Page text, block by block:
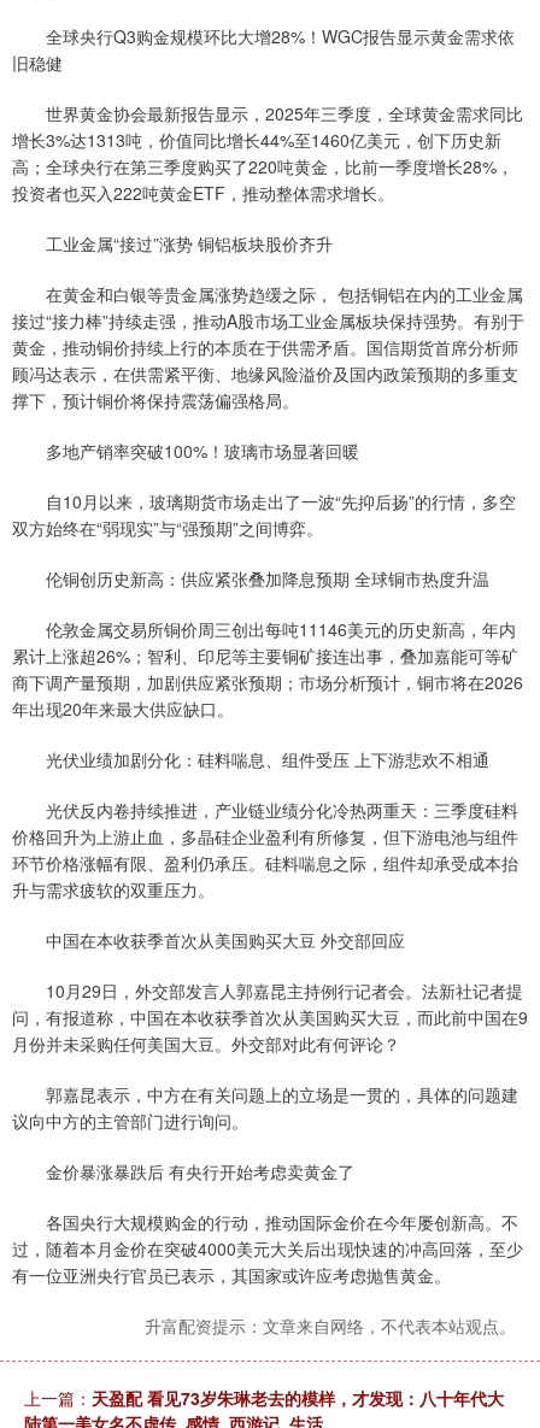
全球央行Q3购金规模环比大增28%！WGC报告显示黄金需求依
旧稳健
世界黄金协会最新报告显示，2025年三季度，全球黄金需求同比
增长3%达1313吨，价值同比增长44%至1460亿美元，创下历史新
高；全球央行在第三季度购买了220吨黄金，比前一季度增长28%，
投资者也买入222吨黄金ETF，推动整体需求增长。
工业金属“接过”涨势 铜铝板块股价齐升
在黄金和白银等贵金属涨势趋缓之际， 包括铜铝在内的工业金属
接过“接力棒”持续走强，推动A股市场工业金属板块保持强势。有别于
黄金，推动铜价持续上行的本质在于供需矛盾。国信期货首席分析师
顾冯达表示，在供需紧平衡、地缘风险溢价及国内政策预期的多重支
撑下，预计铜价将保持震荡偏强格局。
多地产销率突破100%！玻璃市场显著回暖
自10月以来，玻璃期货市场走出了一波“先抑后扬”的行情，多空
双方始终在“弱现实”与“强预期”之间博弈。
伦铜创历史新高：供应紧张叠加降息预期 全球铜市热度升温
伦敦金属交易所铜价周三创出每吨11146美元的历史新高，年内
累计上涨超26%；智利、印尼等主要铜矿接连出事，叠加嘉能可等矿
商下调产量预期，加剧供应紧张预期；市场分析预计，铜市将在2026
年出现20年来最大供应缺口。
光伏业绩加剧分化：硅料喘息、组件受压 上下游悲欢不相通
光伏反内卷持续推进，产业链业绩分化冷热两重天：三季度硅料
价格回升为上游止血，多晶硅企业盈利有所修复，但下游电池与组件
环节价格涨幅有限、盈利仍承压。硅料喘息之际，组件却承受成本抬
升与需求疲软的双重压力。
中国在本收获季首次从美国购买大豆 外交部回应
10月29日，外交部发言人郭嘉昆主持例行记者会。法新社记者提
问，有报道称，中国在本收获季首次从美国购买大豆，而此前中国在9
月份并未采购任何美国大豆。外交部对此有何评论？
郭嘉昆表示，中方在有关问题上的立场是一贯的，具体的问题建
议向中方的主管部门进行询问。
金价暴涨暴跌后 有央行开始考虑卖黄金了
各国央行大规模购金的行动，推动国际金价在今年屡创新高。不
过，随着本月金价在突破4000美元大关后出现快速的冲高回落，至少
有一位亚洲央行官员已表示，其国家或许应考虑抛售黄金。
升富配资提示：文章来自网络，不代表本站观点。
上一篇： 天盈配 看见73岁朱琳老去的模样，才发现：八十年代大